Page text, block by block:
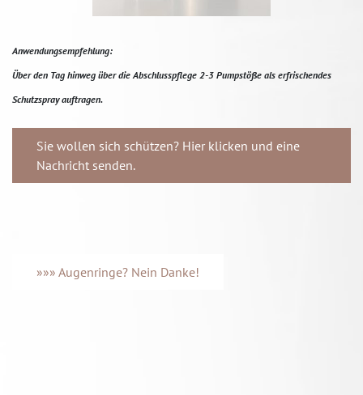
Anwendungsempfehlung:
Über den Tag hinweg über die Abschlusspflege 2-3 Pumpstöße als erfrischendes
Schutzspray auftragen.
Sie wollen sich schützen? Hier klicken und eine
Nachricht senden.
»»» Augenringe? Nein Danke!